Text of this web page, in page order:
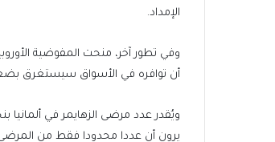
الإمداد.
وفي تطور آخر، منحت المفوضية
أن توافره في الأسواق سيستغرق
يرون أن عددا محدودا فقط من